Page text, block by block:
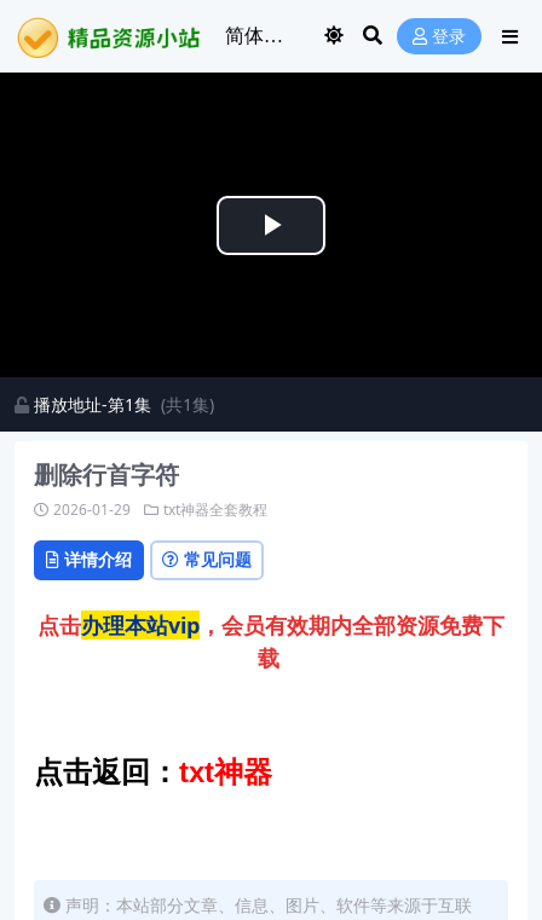
登录
Play
播放地址-第1集 (共1集)
删除行首字符
2026-01-29 txt神器全套教程
详情介绍 常见问题
点击办理本站vip ，会员有效期内全部资源免费下
载
点击返回： txt神器
声明：本站部分文章、信息、图片、软件等来源于互联